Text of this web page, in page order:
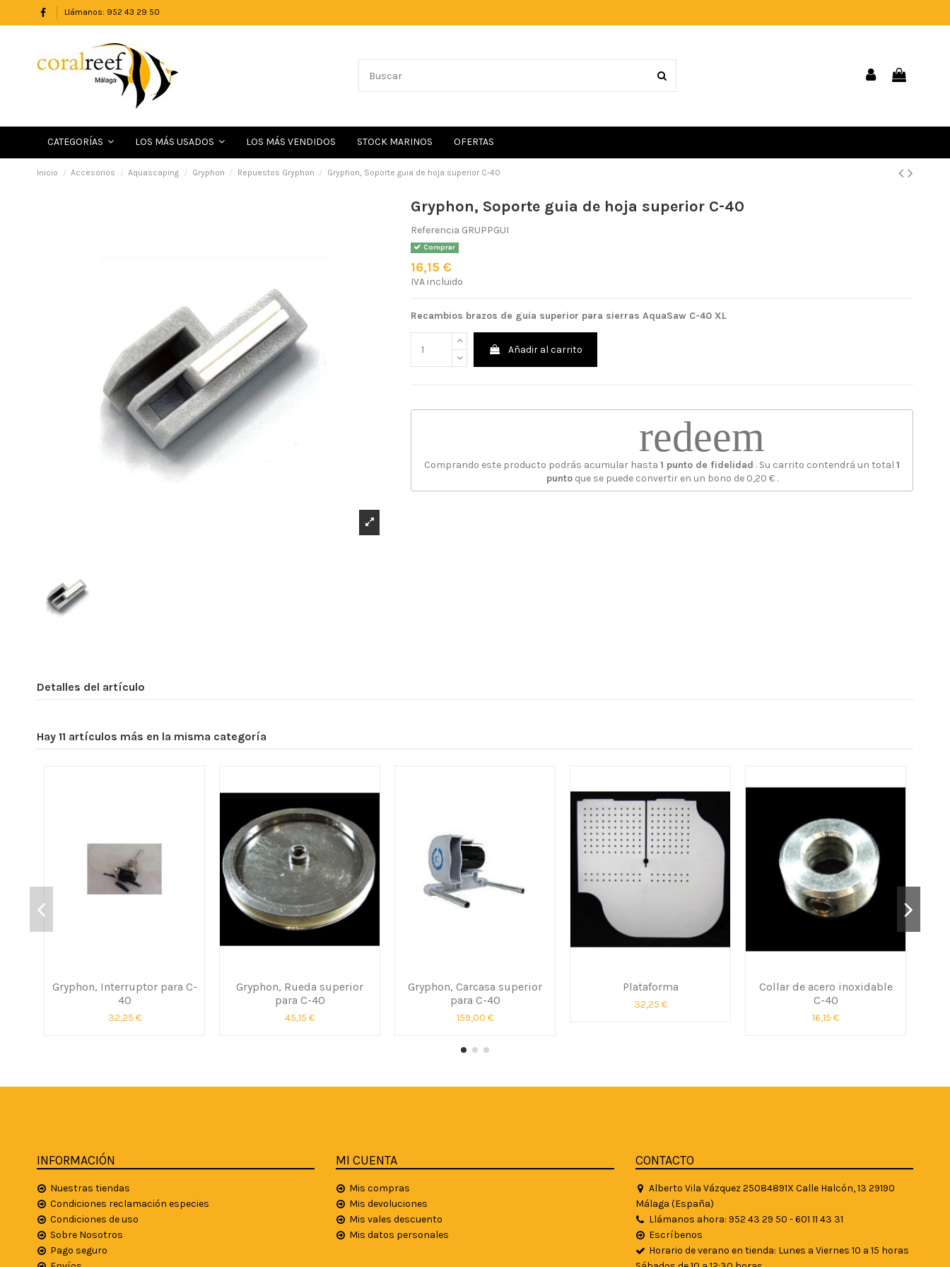
Llámanos: 952 43 29 50
CATEGORÍAS LOS MÁS USADOS LOS MÁS VENDIDOS STOCK MARINOS OFERTAS
Inicio Accesorios Aquascaping Gryphon Repuestos Gryphon Gryphon, Soporte guia de hoja superior C-40
Gryphon, Soporte guia de hoja superior C-40
Referencia GRUPPGUI
Comprar
16,15 €
IVA incluido
Recambios brazos de guia superior para sierras AquaSaw C-40 XL
Añadir al carrito
redeem
Comprando este producto podrás acumular hasta1 punto de fidelidad . Su carrito contendrá un total1
puntoque se puede convertir en un bono de 0,20 €.
Detalles del artículo
Hay 11 artículos más en la misma categoría
Gryphon, Interruptor para C-
40
32,25 €
Gryphon, Rueda superior
para C-40
45,15 €
Gryphon, Carcasa superior
para C-40
159,00 €
Plataforma
32,25 €
Collar de acero inoxidable
C-40
16,15 €
INFORMACIÓN
Nuestras tiendas
Condiciones reclamación especies
Condiciones de uso
Sobre Nosotros
Pago seguro
MI CUENTA
Mis compras
Mis devoluciones
Mis vales descuento
Mis datos personales
CONTACTO
Alberto Vila Vázquez 25084891X Calle Halcón, 13 29190
Málaga (España)
Llámanos ahora: 952 43 29 50 - 601 11 43 31
Escríbenos
Horario de verano en tienda: Lunes a Viernes 10 a 15 horas